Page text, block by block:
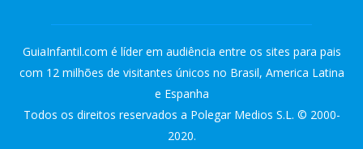
GuiaInfantil.com é líder em audiência entre os sites para pais
com 12 milhões de visitantes únicos no Brasil, America Latina
e Espanha
Todos os direitos reservados a Polegar Medios S.L. © 2000-
2020.